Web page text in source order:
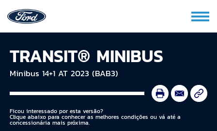
TRANSIT® MINIBUS
Minibus 14+1 AT 2023 (BAB3)
Ficou interessado por esta versão?
Clique abaixo para conhecer as melhores condições ou vá até a
concessionária mais próxima.